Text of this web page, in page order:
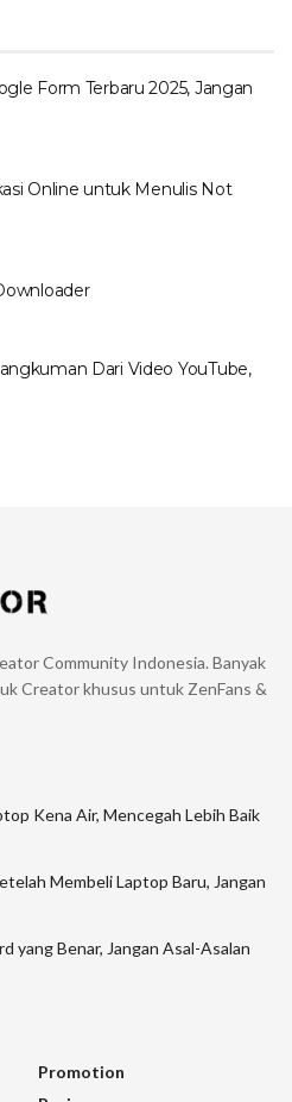
Form Terbaru 2025, Jangan
Online untuk Menulis Not
Dari Video YouTube,
Community Indonesia. Banyak
Creator khusus untuk ZenFans &
Kena Air, Mencegah Lebih Baik
Membeli Laptop Baru, Jangan
yang Benar, Jangan Asal-Asalan
Promotion